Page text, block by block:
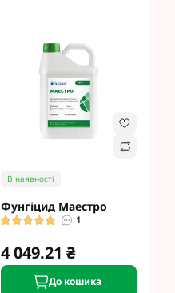
В наявності
Фунгіцид Маестро
1
4 049.21 ₴
До кошика